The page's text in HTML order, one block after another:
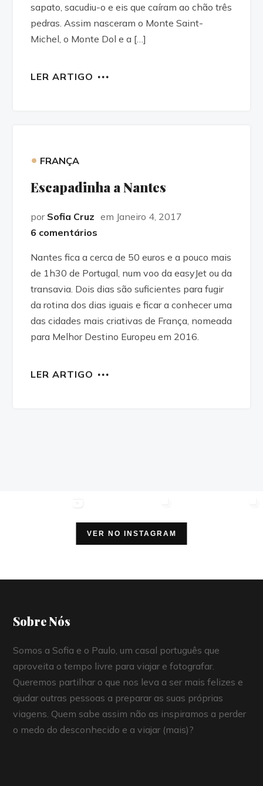
sapato, sacudiu-o e eis que caíram ao chão três
pedras. Assim nasceram o Monte Saint-
Michel, o Monte Dol e a […]
LER ARTIGO
• FRANÇA
Escapadinha a Nantes
por Sofia Cruz em Janeiro 4, 2017
6 comentários
Nantes fica a cerca de 50 euros e a pouco mais
de 1h30 de Portugal, num voo da easyJet ou da
transavia. Dois dias são suficientes para fugir
da rotina dos dias iguais e ficar a conhecer uma
das cidades mais criativas de França, nomeada
para Melhor Destino Europeu em 2016.
LER ARTIGO
VER NO INSTAGRAM
Sobre Nós
Somos a Sofia e o Paulo, um casal português que
aproveita o tempo livre para viajar e fotografar.
Queremos partilhar o que nos leva a ser mais felizes e
ajudar outras pessoas a preparar as suas próprias
viagens. Quem sabe assim não as inspiramos a perder
o medo do desconhecido e a viajar (mais)?